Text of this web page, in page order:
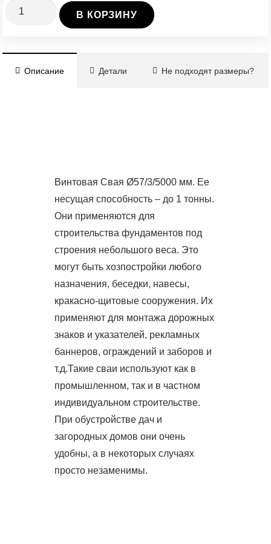
Количество
Ø57/3/5000
мм
В КОРЗИНУ
Описание Детали Не подходят размеры?
Винтовая Свая Ø57/3/5000 мм. Ее
несущая способность – до 1 тонны.
Они применяются для
строительства фундаментов под
строения небольшого веса. Это
могут быть хозпостройки любого
назначения, беседки, навесы,
кракасно-щитовые сооружения. Их
применяют для монтажа дорожных
знаков и указателей, рекламных
баннеров, ограждений и заборов и
т.д.Такие сваи используют как в
промышленном, так и в частном
индивидуальном строительстве.
При обустройстве дач и
загородных домов они очень
удобны, а в некоторых случаях
просто незаменимы.